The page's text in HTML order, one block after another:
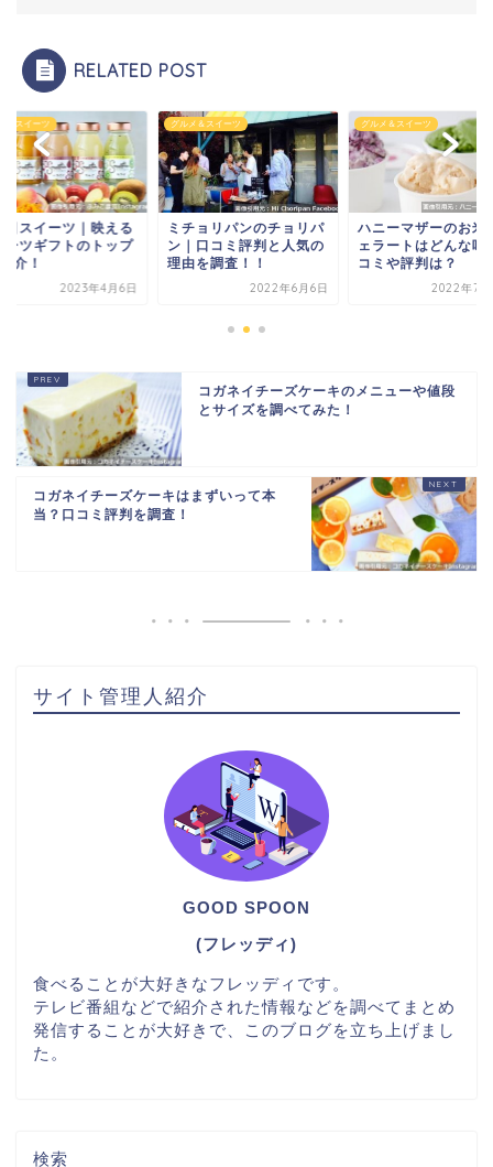
RELATED POST
＆スイーツ
日スイーツ｜映える
ーツギフトのトップ
介！
2023年4月6日
グルメ＆スイーツ
ミチョリパンのチョリパ
ン｜口コミ評判と人気の
理由を調査！！
2022年6月6日
グルメ＆スイーツ
ハニーマザーのお米
ェラートはどんな味
コミや評判は？
2022年7
コガネイチーズケーキのメニューや値段
とサイズを調べてみた！
コガネイチーズケーキはまずいって本
当？口コミ評判を調査！
サイト管理人紹介
GOOD SPOON
(フレッディ)
食べることが大好きなフレッディです。
テレビ番組などで紹介された情報などを調べてまとめ
発信することが大好きで、このブログを立ち上げまし
た。
検索